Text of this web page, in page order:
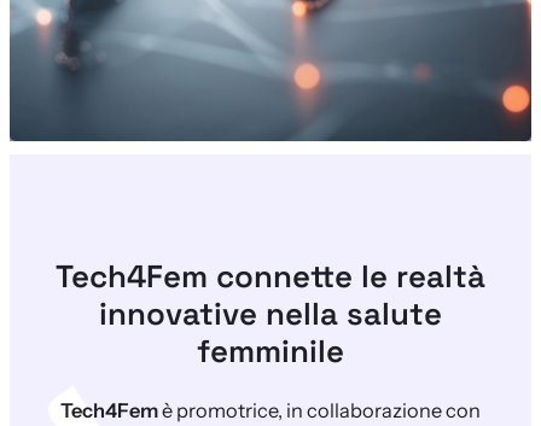
Tech4Fem connette le realtà
innovative nella salute
femminile
Tech4Femè promotrice, in collaborazione con